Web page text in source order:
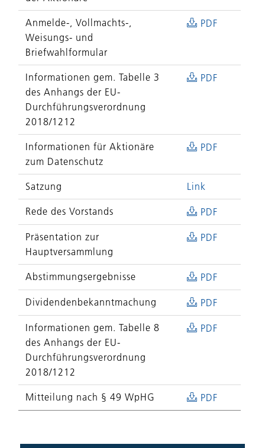
Anmelde-, Vollmachts-,
Weisungs- und
Briefwahlformular
PDF
Informationen gem. Tabelle 3
des Anhangs der EU-
Durchführungsverordnung
2018/1212
PDF
Informationen für Aktionäre
zum Datenschutz
PDF
Satzung Link
Rede des Vorstands PDF
Präsentation zur
Hauptversammlung
PDF
Abstimmungsergebnisse PDF
Dividendenbekanntmachung PDF
Informationen gem. Tabelle 8
des Anhangs der EU-
Durchführungsverordnung
2018/1212
PDF
Mitteilung nach § 49 WpHG PDF